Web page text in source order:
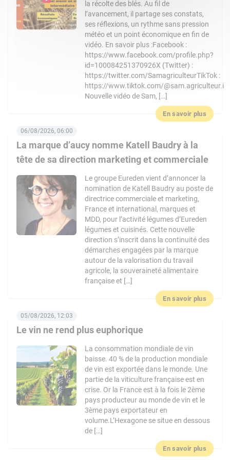
la récolte des blés. Au fil de
l’avancement, il partage ses constats,
ses réflexions, un rythme sans pression
météo et un point économique en fin de
vidéo. En savoir plus :Facebook :
https://www.facebook.com/profile.php?
id=100084251370926X (Twitter) :
https://twitter.com/SamagriculteurTikTok :
https://www.tiktok.com/@sam.agriculteur.i
Nouvelle vidéo de Sam, […]
En savoir plus
La marque d’aucy nomme Katell Baudry à la
tête de sa direction marketing et commerciale
06/08/2026, 06:00
Le groupe Eureden vient d’annoncer la
nomination de Katell Baudry au poste de
directrice commerciale et marketing,
France et international, marques et
MDD, pour l’activité légumes d’Eureden
légumes et cuisinés. Cette nouvelle
direction s’inscrit dans la continuité des
démarches engagées par la marque
autour de la valorisation du travail
agricole, la souveraineté alimentaire
française et […]
En savoir plus
Le vin ne rend plus euphorique
05/08/2026, 12:03
La consommation mondiale de vin
baisse. 40 % de la production mondiale
de vin est exportée dans le monde. Une
partie de la viticulture française est en
crise. Or la France est à la fois le 2ème
pays producteur au monde de vin et le
3ème pays exportateur en
volume.L’Hexagone se situe en dessous
de […]
En savoir plus